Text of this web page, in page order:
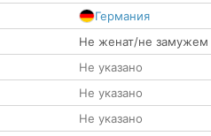
Германия
Не женат/не замужем
Не указано
Не указано
Не указано